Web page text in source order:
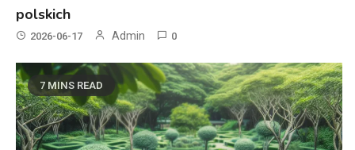
polskich
2026-06-17 Admin 0
7 MINS READ